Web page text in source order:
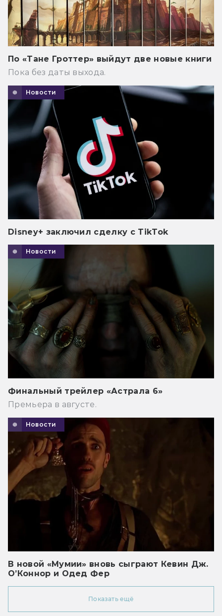
По «Тане Гроттер» выйдут две новые книги
Пока без даты выхода.
Новости
Disney+ заключил сделку с TikTok
Новости
Финальный трейлер «Астрала 6»
Премьера в августе.
Новости
В новой «Мумии» вновь сыграют Кевин Дж.
О’Коннор и Одед Фер
Показать ещё